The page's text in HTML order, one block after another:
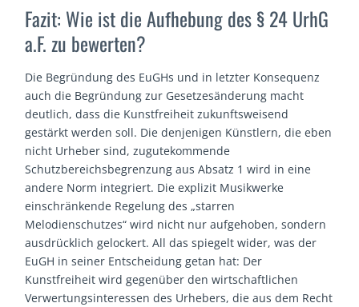
Fazit: Wie ist die Aufhebung des § 24 UrhG
a.F. zu bewerten?
Die Begründung des EuGHs und in letzter Konsequenz
auch die Begründung zur Gesetzesänderung macht
deutlich, dass die Kunstfreiheit zukunftsweisend
gestärkt werden soll. Die denjenigen Künstlern, die eben
nicht Urheber sind, zugutekommende
Schutzbereichsbegrenzung aus Absatz 1 wird in eine
andere Norm integriert. Die explizit Musikwerke
einschränkende Regelung des „starren
Melodienschutzes“ wird nicht nur aufgehoben, sondern
ausdrücklich gelockert. All das spiegelt wider, was der
EuGH in seiner Entscheidung getan hat: Der
Kunstfreiheit wird gegenüber den wirtschaftlichen
Verwertungsinteressen des Urhebers, die aus dem Recht